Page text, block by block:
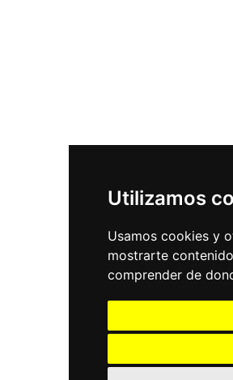
Utilizamos
Usamos cookies y
mostrarte
comprender de